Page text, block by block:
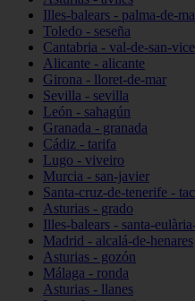
Illes-balears - palma-de-
Toledo - seseña
Cantabria - val-de-san-
Alicante - alicante
Girona - lloret-de-mar
Sevilla - sevilla
León - sahagún
Granada - granada
Cádiz - tarifa
Lugo - viveiro
Murcia - san-javier
Santa-cruz-de-tenerife -
Asturias - grado
Illes-balears - santa-
Madrid - alcalá-de-henares
Asturias - gozón
Málaga - ronda
Asturias - llanes